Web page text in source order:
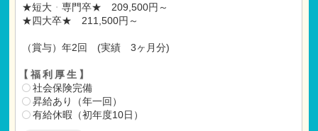
★短大・ 専門卒★ 209,500円～
★四大卒★ 211,500円～
（賞与）年2回 (実績 3ヶ月分)
【福利厚生】
社会保険完備
昇給あり（年一回）
有給休暇（初年度10日）